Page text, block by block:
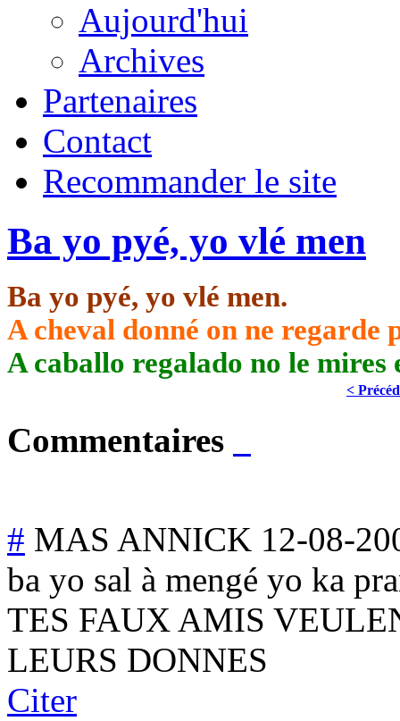
Aujourd'hui
Archives
Partenaires
Contact
Recommander le site
Ba yo pyé, yo vlé men
Ba yo pyé, yo vlé men.
A cheval donné on ne regarde
A caballo regalado no le mires
<
Commentaires
# MAS ANNICK 12-08-
ba yo sal à mengé yo ka
TES FAUX AMIS
LEURS DONNES
Citer